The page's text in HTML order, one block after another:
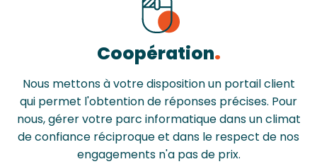
Coopération
Nous mettons à votre disposition un portail client
qui permet l'obtention de réponses précises. Pour
nous, gérer votre parc informatique dans un climat
de confiance réciproque et dans le respect de nos
engagements n'a pas de prix.